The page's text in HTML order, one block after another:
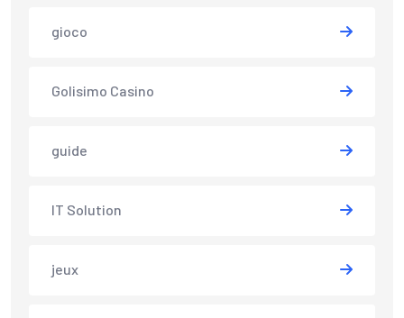
gioco
Golisimo Casino
guide
IT Solution
jeux